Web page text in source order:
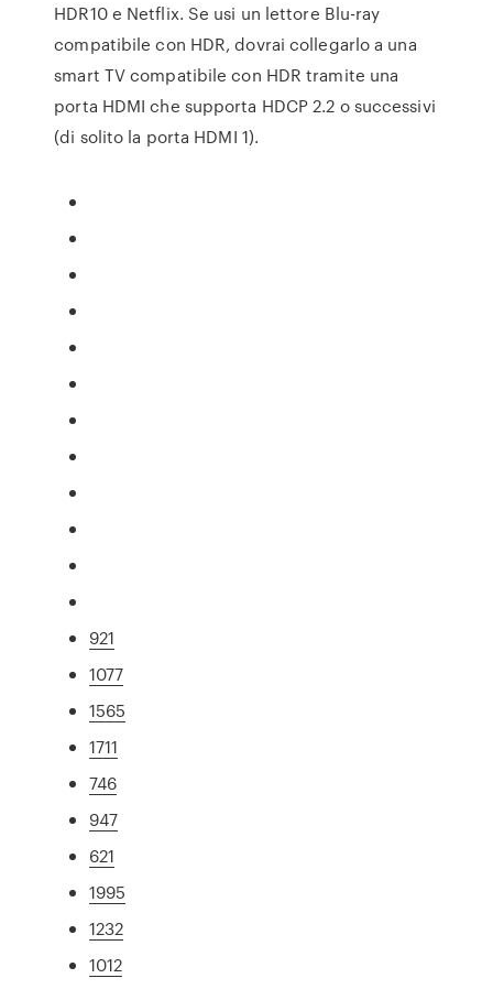
HDR10 e Netflix. Se usi un lettore Blu-ray
compatibile con HDR, dovrai collegarlo a una
smart TV compatibile con HDR tramite una
porta HDMI che supporta HDCP 2.2 o successivi
(di solito la porta HDMI 1).
921
1077
1565
1711
746
947
621
1995
1232
1012